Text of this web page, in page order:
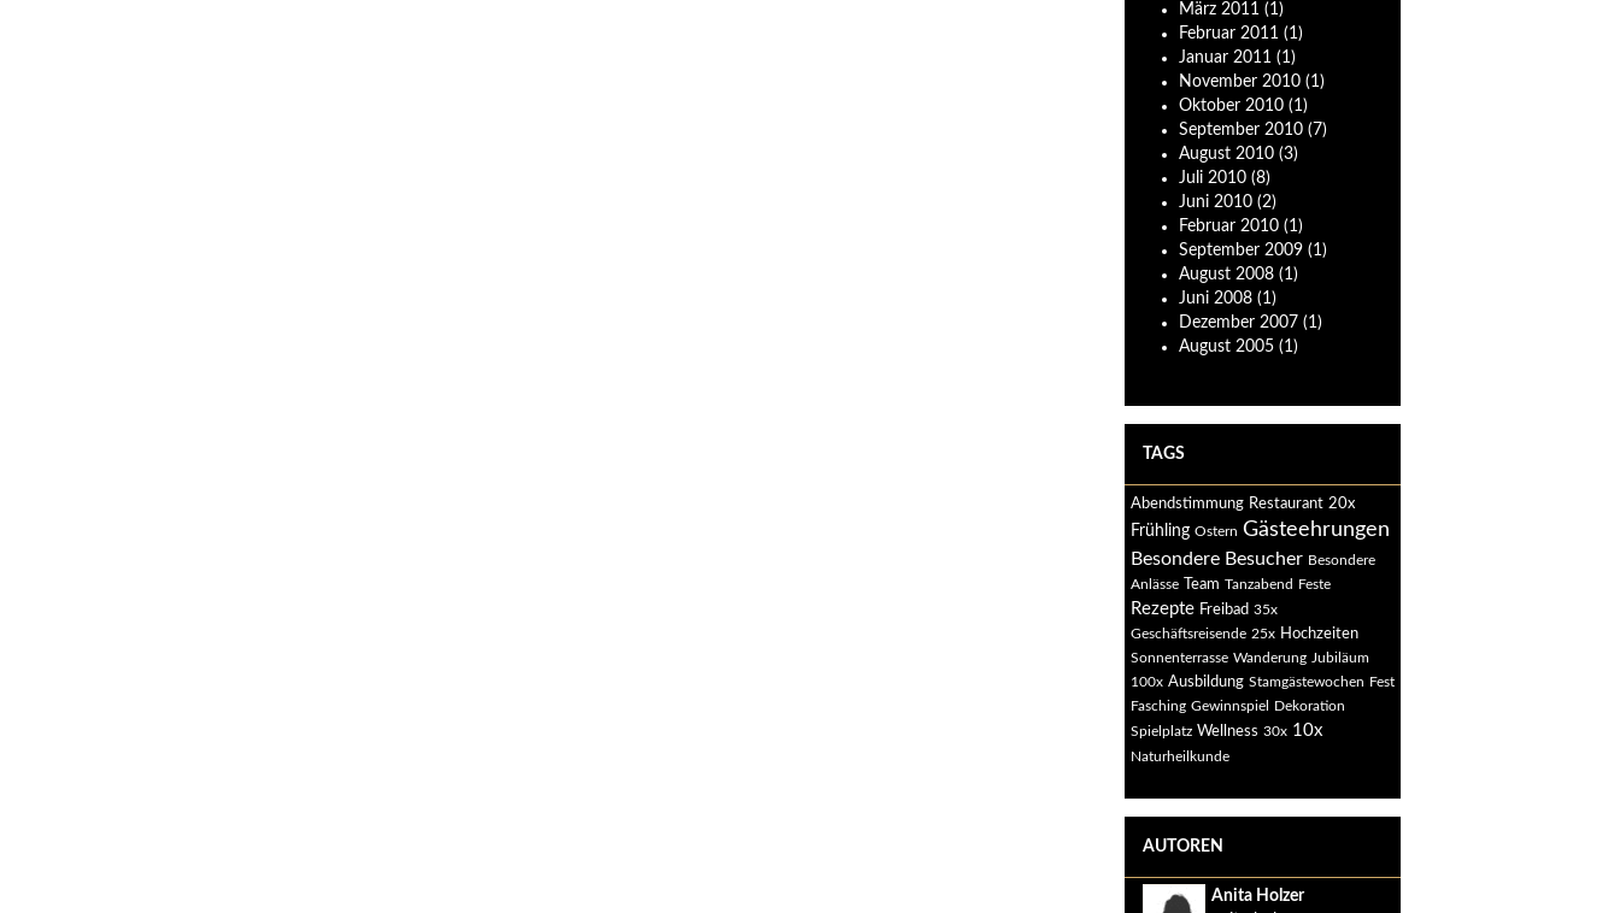
März 2011 (1)
Februar 2011 (1)
Januar 2011 (1)
November 2010 (1)
Oktober 2010 (1)
September 2010 (7)
August 2010 (3)
Juli 2010 (8)
Juni 2010 (2)
Februar 2010 (1)
September 2009 (1)
August 2008 (1)
Juni 2008 (1)
Dezember 2007 (1)
August 2005 (1)
TAGS
Abendstimmung Restaurant 20x
Frühling Ostern Gästeehrungen
Besondere Besucher Besondere
Anlässe
Team Tanzabend Feste
Rezepte Freibad 35x
Geschäftsreisende 25x Hochzeiten
Sonnenterrasse Wanderung Jubiläum
100x Ausbildung Stamgästewochen Fest
Fasching Gewinnspiel
Dekoration
Spielplatz Wellness 30x 10x
Naturheilkunde
AUTOREN
Anita Holzer